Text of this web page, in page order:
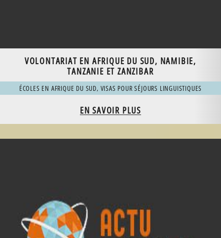
VOLONTARIAT EN AFRIQUE DU SUD, NAMIBIE,
TANZANIE ET ZANZIBAR
ÉCOLES EN AFRIQUE DU SUD, VISAS POUR SÉJOURS LINGUISTIQUES
EN SAVOIR PLUS